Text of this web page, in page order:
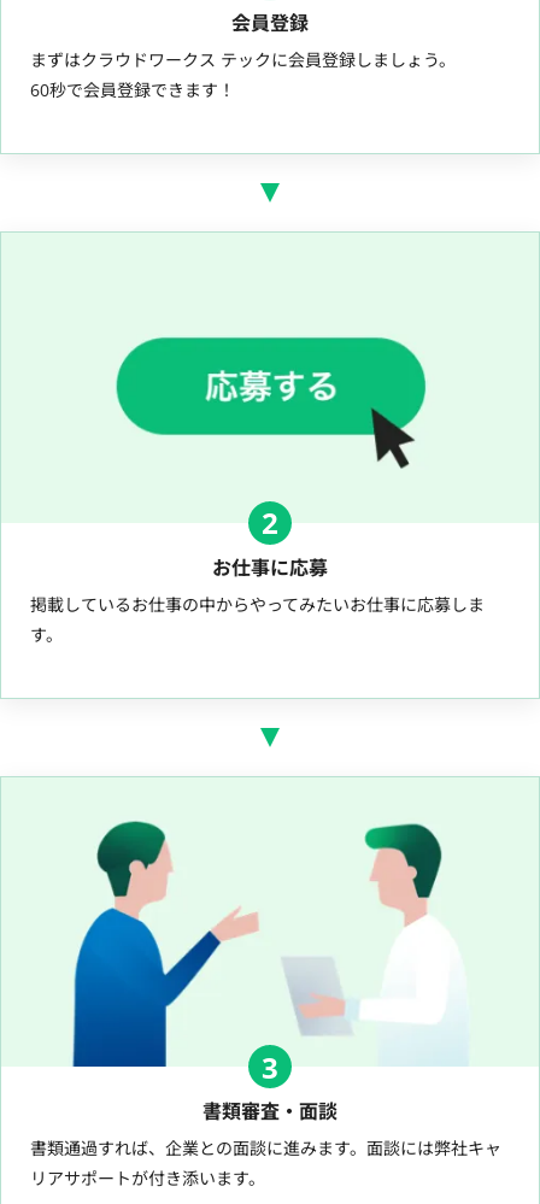
会員登録
まずはクラウドワークス テックに会員登録しましょう。
60秒で会員登録できます！
2
お仕事に応募
掲載しているお仕事の中からやってみたいお仕事に応募しま
す。
3
書類審査・面談
書類通過すれば、企業との面談に進みます。面談には弊社キャ
リアサポートが付き添います。